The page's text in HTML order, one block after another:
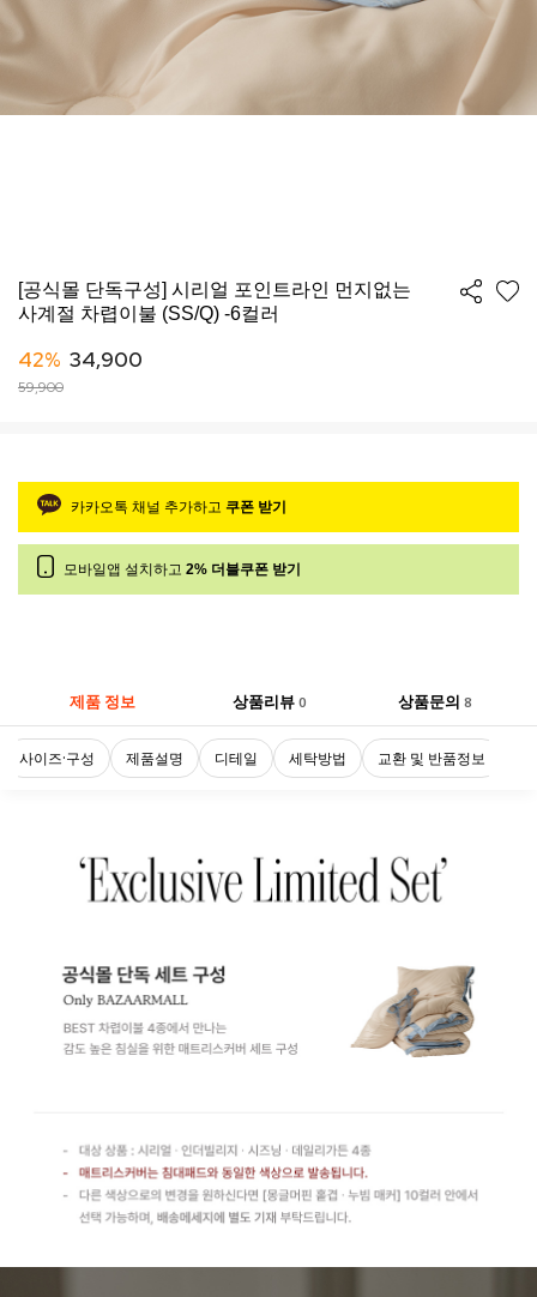
[공식몰 단독구성] 시리얼 포인트라인 먼지없는
사계절 차렵이불 (SS/Q) -6컬러
42% 34,900
59,900
카카오톡 채널 추가하고 쿠폰 받기
모바일앱 설치하고 2% 더블쿠폰 받기
제품 정보 상품리뷰 0 상품문의8
사이즈·구성 제품설명 디테일 세탁방법 교환 및 반품정보